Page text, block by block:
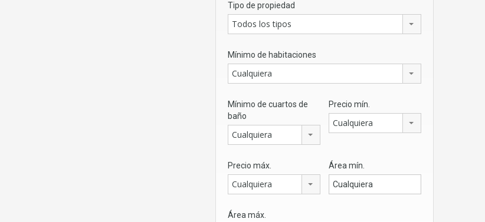
Tipo de propiedad
Todos los tipos
Mínimo de habitaciones
Cualquiera
Mínimo de cuartos de
baño
Cualquiera
Precio mín.
Cualquiera
Precio máx.
Cualquiera
Área mín.
Área máx.